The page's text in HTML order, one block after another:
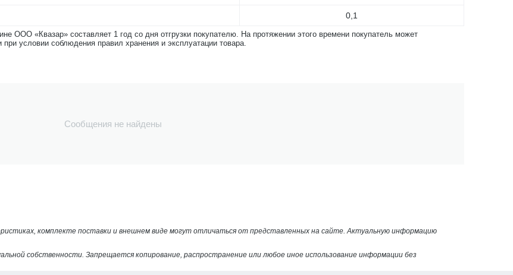
0,1
ООО «Квазар» составляет 1 год со дня отгрузки покупателю. На протяжении этого времени покупатель может
условии соблюдения правил хранения и эксплуатации товара.
Сообщения не найдены
комплекте поставки и внешнем виде могут отличаться от представленных на сайте. Актуальную информацию
собственности. Запрещается копирование, распространение или любое иное использование информации без